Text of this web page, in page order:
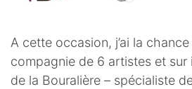
A cette occasion, j’ai la chance
compagnie de 6 artistes et sur
de la Bouralière – spécialiste